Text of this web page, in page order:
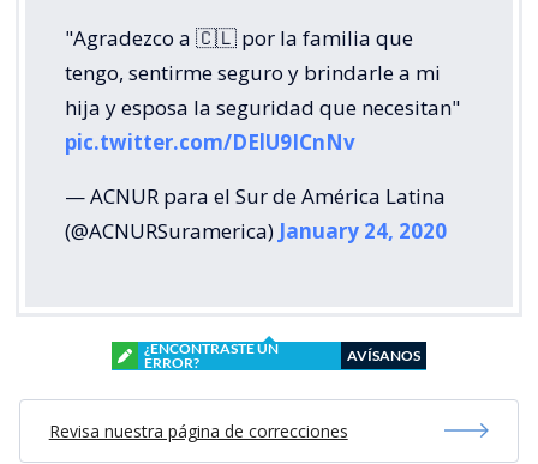
"Agradezco a 🇨🇱 por la familia que
tengo, sentirme seguro y brindarle a mi
hija y esposa la seguridad que necesitan"
pic.twitter.com/DElU9ICnNv
— ACNUR para el Sur de América Latina
(@ACNURSuramerica) January 24, 2020
¿ENCONTRASTE UN
ERROR?
AVÍSANOS
Revisa nuestra página de correcciones